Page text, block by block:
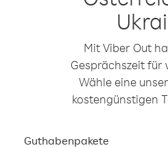
Mit Viber Out
Gesprächszeit für
Wähle eine
kostengünstigen
Guthabenpakete